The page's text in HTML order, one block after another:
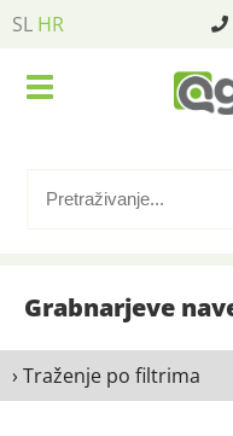
SL HR
Grabnarjeve
› Traženje po filtrima